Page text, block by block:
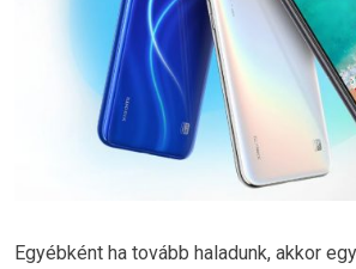
Egyébként ha tovább haladunk, akkor